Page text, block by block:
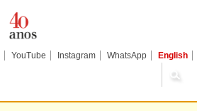
YouTube Instagram WhatsApp English